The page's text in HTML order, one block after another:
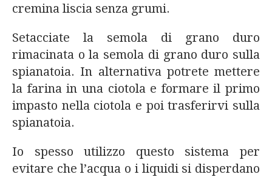
cremina liscia senza grumi.
Setacciate la semola di grano duro
rimacinata o la semola di grano duro sulla
spianatoia. In alternativa potrete mettere
la farina in una ciotola e formare il primo
impasto nella ciotola e poi trasferirvi sulla
spianatoia.
Io spesso utilizzo questo sistema per
evitare che l’acqua o i liquidi si disperdano